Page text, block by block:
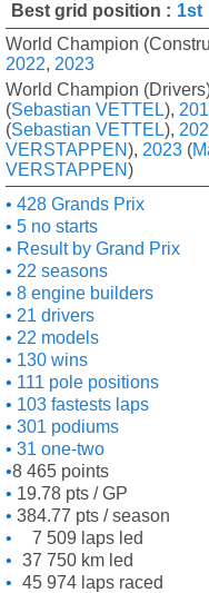
Best grid position : 1st
World Champion
2022, 2023
World Champion
(Sebastian VETTEL),
(Sebastian VETTEL),
VERSTAPPEN), 2023 (
VERSTAPPEN)
428 Grands Prix
5 no starts
Result by Grand Prix
22 seasons
8 engine builders
21 drivers
22 models
130 wins
111 pole positions
103 fastests laps
301 podiums
31 one-two
8 465 points
19.78 pts / GP
384.77 pts / season
7 509 laps led
37 750 km led
45 974 laps raced